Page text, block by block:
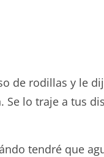
de rodillas y le
Se lo traje a tus
tendré que